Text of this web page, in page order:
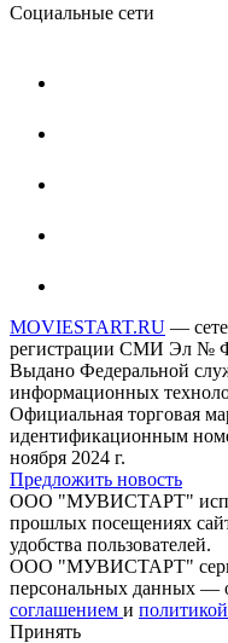
Социальные сети
MOVIESTART.RU —
регистрации СМИ Эл №
Выдано Федеральной
информационных
Официальная торговая
идентификационным
ноября 2024 г.
Предложить новость
ООО "МУВИСТАРТ"
прошлых посещениях
удобства пользователей.
ООО "МУВИСТАРТ"
персональных данных —
соглашением и
Принять